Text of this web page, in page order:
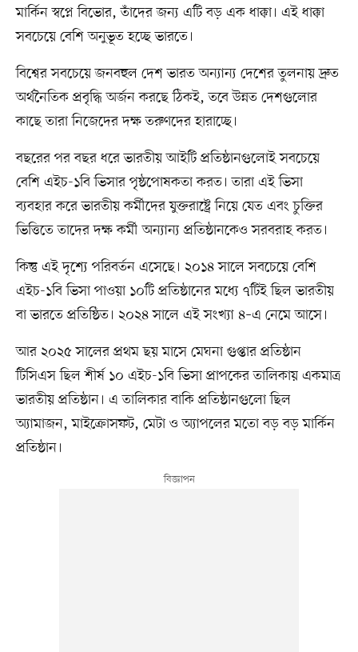
মার্কিন স্বপ্নে বিভোর, তাঁদের জন্য এটি বড় এক ধাক্কা। এই ধাক্কা
সবচেয়ে বেশি অনুভূত হচ্ছে ভারতে।
বিশ্বের সবচেয়ে জনবহুল দেশ ভারত অন্যান্য দেশের তুলনায় দ্রুত
অর্থনৈতিক প্রবৃদ্ধি অর্জন করছে ঠিকই, তবে উন্নত দেশগুলোর
কাছে তারা নিজেদের দক্ষ তরুণদের হারাচ্ছে।
বছরের পর বছর ধরে ভারতীয় আইটি প্রতিষ্ঠানগুলোই সবচেয়ে
বেশি এইচ-১বি ভিসার পৃষ্ঠপোষকতা করত। তারা এই ভিসা
ব্যবহার করে ভারতীয় কর্মীদের যুক্তরাষ্ট্রে নিয়ে যেত এবং চুক্তির
ভিত্তিতে তাদের দক্ষ কর্মী অন্যান্য প্রতিষ্ঠানকেও সরবরাহ করত।
কিন্তু এই দৃশ্যে পরিবর্তন এসেছে। ২০১৪ সালে সবচেয়ে বেশি
এইচ-১বি ভিসা পাওয়া ১০টি প্রতিষ্ঠানের মধ্যে ৭টিই ছিল ভারতীয়
বা ভারতে প্রতিষ্ঠিত। ২০২৪ সালে এই সংখ্যা ৪–এ নেমে আসে।
আর ২০২৫ সালের প্রথম ছয় মাসে মেঘনা গুপ্তার প্রতিষ্ঠান
টিসিএস ছিল শীর্ষ ১০ এইচ-১বি ভিসা প্রাপকের তালিকায় একমাত্র
ভারতীয় প্রতিষ্ঠান। এ তালিকার বাকি প্রতিষ্ঠানগুলো ছিল
অ্যামাজন, মাইক্রোসফট, মেটা ও অ্যাপলের মতো বড় বড় মার্কিন
প্রতিষ্ঠান।